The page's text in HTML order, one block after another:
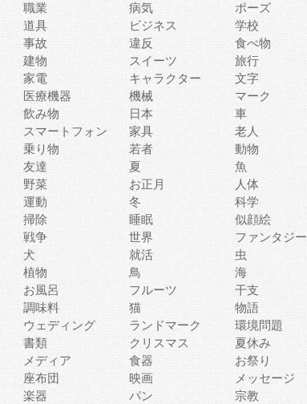
職業 病気
ポーズ
道具 ビジネス
学校
事故 違反
食べ物
建物 スイーツ
旅行
家電 キャラクター
文字
医療機器 機械
マーク
飲み物 日本
車
スマートフォン 家具
老人
乗り物 若者
動物
友達 夏
魚
野菜 お正月
人体
運動 冬
科学
掃除 睡眠
似顔絵
戦争 世界
ファンタジー
犬 就活
虫
植物 鳥
海
お風呂 フルーツ
干支
調味料 猫
物語
ウェディング ランドマーク
環境問題
書類 クリスマス
夏休み
メディア 食器
お祭り
座布団 映画
メッセージ
楽器 パン 宗教